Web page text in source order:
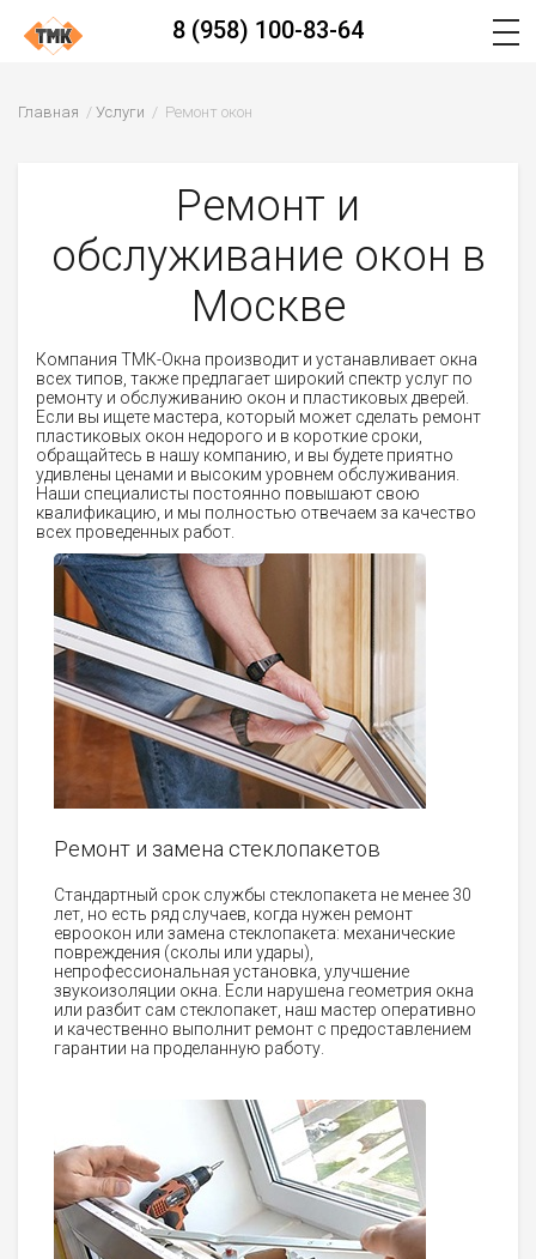
8 (958) 100-83-64
Главная Услуги Ремонт окон
Ремонт и
обслуживание окон в
Москве
Компания ТМК-Окна производит и устанавливает окна
всех типов, также предлагает широкий спектр услуг по
ремонту и обслуживанию окон и пластиковых дверей.
Если вы ищете мастера, который может сделать ремонт
пластиковых окон недорого и в короткие сроки,
обращайтесь в нашу компанию, и вы будете приятно
удивлены ценами и высоким уровнем обслуживания.
Наши специалисты постоянно повышают свою
квалификацию, и мы полностью отвечаем за качество
всех проведенных работ.
Ремонт и замена стеклопакетов
Стандартный срок службы стеклопакета не менее 30
лет, но есть ряд случаев, когда нужен ремонт
евроокон или замена стеклопакета: механические
повреждения (сколы или удары),
непрофессиональная установка, улучшение
звукоизоляции окна. Если нарушена геометрия окна
или разбит сам стеклопакет, наш мастер оперативно
и качественно выполнит ремонт с предоставлением
гарантии на проделанную работу.